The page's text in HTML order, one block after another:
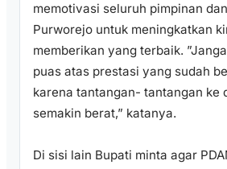
memotivasi seluruh pimpinan
Purworejo untuk meningkatkan
memberikan yang terbaik.
puas atas prestasi yang sudah
karena tantangan- tantangan ke
semakin berat,” katanya.
Di sisi lain Bupati minta agar